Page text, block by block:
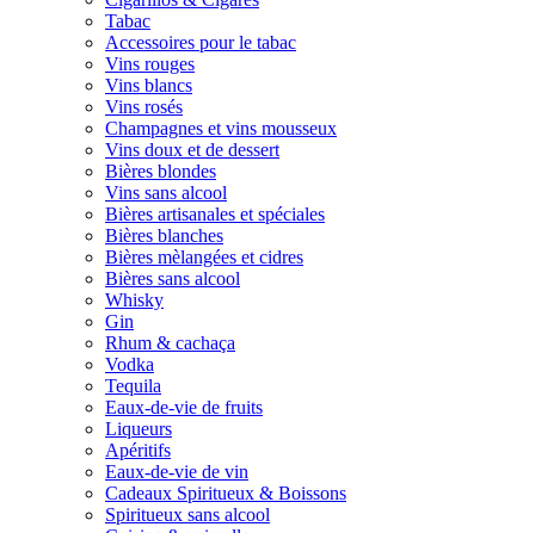
Tabac
Accessoires pour le tabac
Vins rouges
Vins blancs
Vins rosés
Champagnes et vins mousseux
Vins doux et de dessert
Bières blondes
Vins sans alcool
Bières artisanales et spéciales
Bières blanches
Bières mèlangées et cidres
Bières sans alcool
Whisky
Gin
Rhum & cachaça
Vodka
Tequila
Eaux-de-vie de fruits
Liqueurs
Apéritifs
Eaux-de-vie de vin
Cadeaux Spiritueux & Boissons
Spiritueux sans alcool